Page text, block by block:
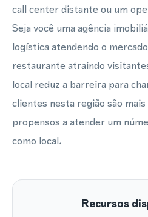
call center distante ou um
Seja você uma agência
logística atendendo o
restaurante atraindo
local reduz a barreira para
clientes nesta região são
propensos a atender um
como local.
Recursos